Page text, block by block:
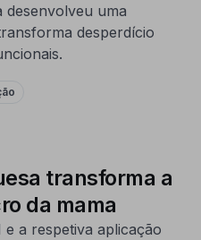
desenvolveu uma
desperdício
transforma a
da mama
a respetiva aplicação